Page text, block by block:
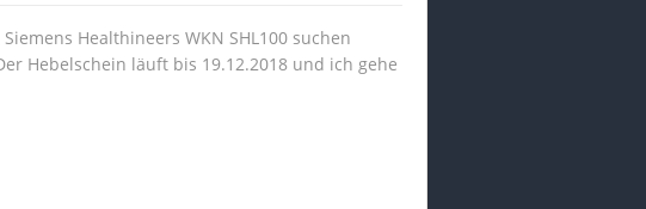
Healthineers WKN SHL100 suchen
Hebelschein läuft bis 19.12.2018 und ich gehe